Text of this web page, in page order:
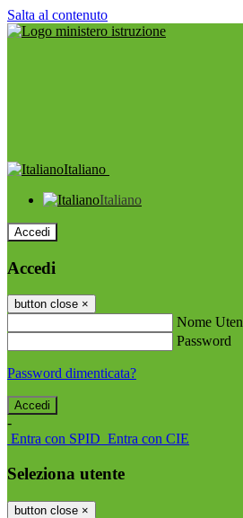
Salta al contenuto
Italiano
Italiano
Accedi
Accedi
button close ×
Nome
Password
Password dimenticata?
-
Entra con SPID Entra con CIE
Seleziona utente
button close ×